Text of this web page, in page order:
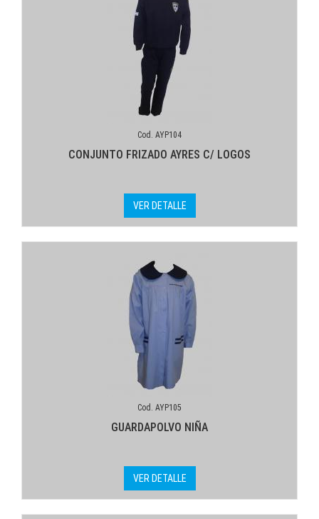
Cod. AYP104
CONJUNTO FRIZADO AYRES C/ LOGOS
VER DETALLE
Cod. AYP105
GUARDAPOLVO NIÑA
VER DETALLE